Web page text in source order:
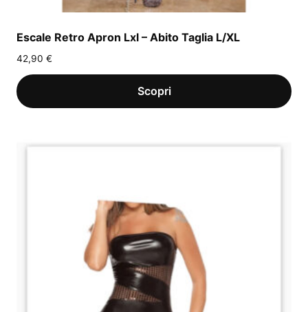
Escale Retro Apron Lxl – Abito Taglia L/XL
42,90 €